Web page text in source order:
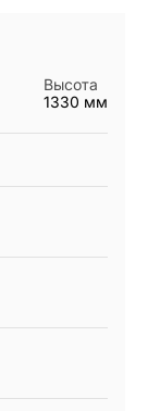
Высота
1330 мм